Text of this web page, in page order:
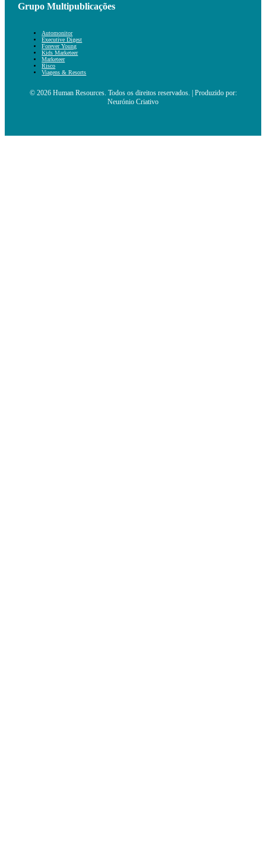
Grupo Multipublicações
Automonitor
Executive Digest
Forever Young
Kids Marketeer
Marketeer
Risco
Viagens & Resorts
© 2026 Human Resources. Todos os direitos reservados. | Produzido por:
Neurónio Criativo